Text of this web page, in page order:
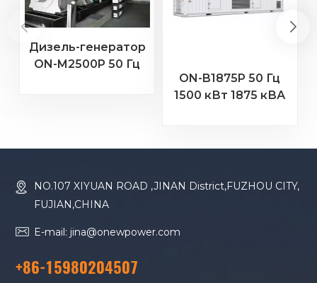
Дизель-генератор
ON-M2500P 50 Гц
ON-B1875P 50 Гц
1500 кВт 1875 кВА
Дизельный
NO.107 XIYUAN ROAD ,JINAN District,FUZHOU CITY,
FUJIAN,CHINA
E-mail: jina@onewpower.com
+86-15980204507